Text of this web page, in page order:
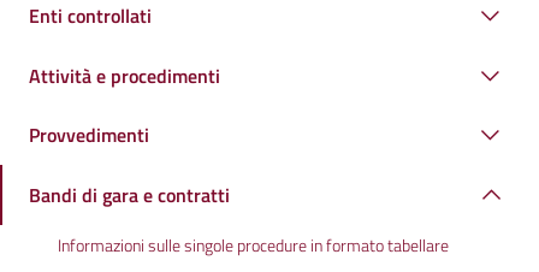
Enti controllati
Attività e procedimenti
Provvedimenti
Bandi di gara e contratti
Informazioni sulle singole procedure in formato tabellare